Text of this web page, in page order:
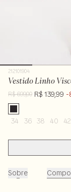
212101904
Vestido Linho
R$ 699,00 R$ 139,99 -
34 36 38 40 42
Sobre